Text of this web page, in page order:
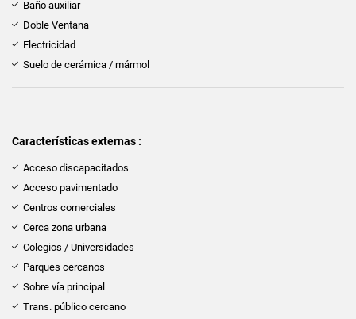
Baño auxiliar
Doble Ventana
Electricidad
Suelo de cerámica / mármol
Características externas :
Acceso discapacitados
Acceso pavimentado
Centros comerciales
Cerca zona urbana
Colegios / Universidades
Parques cercanos
Sobre vía principal
Trans. público cercano